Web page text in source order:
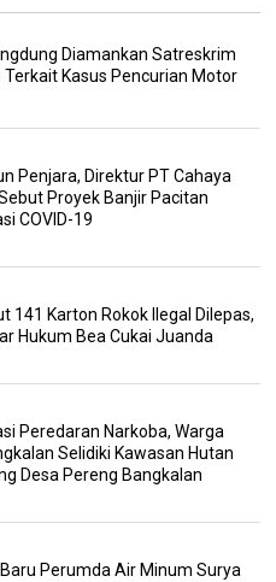
Diamankan Satreskrim
Terkait Kasus Pencurian Motor
Penjara, Direktur PT Cahaya
Proyek Banjir Pacitan
COVID-19
141 Karton Rokok Ilegal Dilepas,
Hukum Bea Cukai Juanda
Peredaran Narkoba, Warga
Selidiki Kawasan Hutan
Desa Pereng Bangkalan
Perumda Air Minum Surya